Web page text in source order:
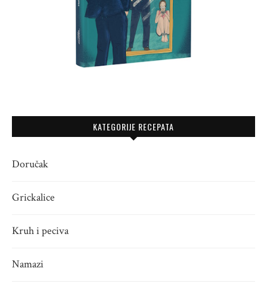
KATEGORIJE RECEPATA
Doručak
Grickalice
Kruh i peciva
Namazi